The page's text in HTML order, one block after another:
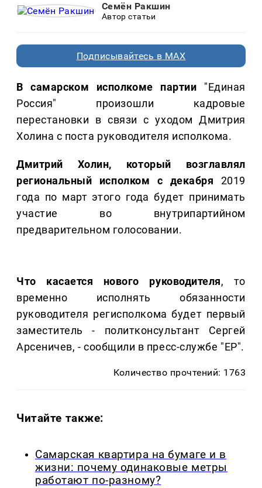
Семён Ракшин
Автор статьи
Подписывайтесь в MAX
В самарском исполкоме партии "Единая
Россия" произошли кадровые
перестановки в связи с уходом Дмитрия
Холина с поста руководителя исполкома.
Дмитрий Холин, который возглавлял
региональный исполком с декабря 2019
года по март этого года будет принимать
участие во внутрипартийном
предварительном голосовании.
Что касается нового руководителя, то
временно исполнять обязанности
руководителя регисполкома будет первый
заместитель - политконсультант Сергей
Арсеничев, - сообщили в пресс-службе "ЕР".
Количество прочтений: 1763
Читайте также:
Самарская квартира на бумаге и в
жизни: почему одинаковые метры
работают по-разному?